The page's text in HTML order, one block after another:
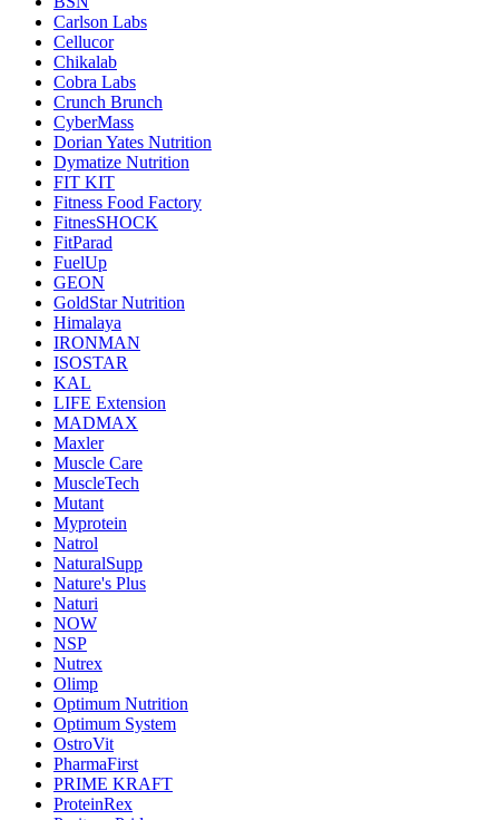
Carlson Labs
Cellucor
Chikalab
Cobra Labs
Crunch Brunch
CyberMass
Dorian Yates Nutrition
Dymatize Nutrition
FIT KIT
Fitness Food Factory
FitnesSHOCK
FitParad
FuelUp
GEON
GoldStar Nutrition
Himalaya
IRONMAN
ISOSTAR
KAL
LIFE Extension
MADMAX
Maxler
Muscle Care
MuscleTech
Mutant
Myprotein
Natrol
NaturalSupp
Nature's Plus
Naturi
NOW
NSP
Nutrex
Olimp
Optimum Nutrition
Optimum System
OstroVit
PharmaFirst
PRIME KRAFT
ProteinRex